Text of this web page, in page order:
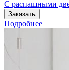
С распашными
Заказать
Подробнее